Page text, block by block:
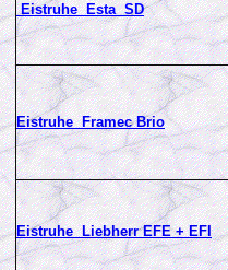
Eistruhe Esta SD
Eistruhe Framec Brio
Eistruhe Liebherr EFE + EFI